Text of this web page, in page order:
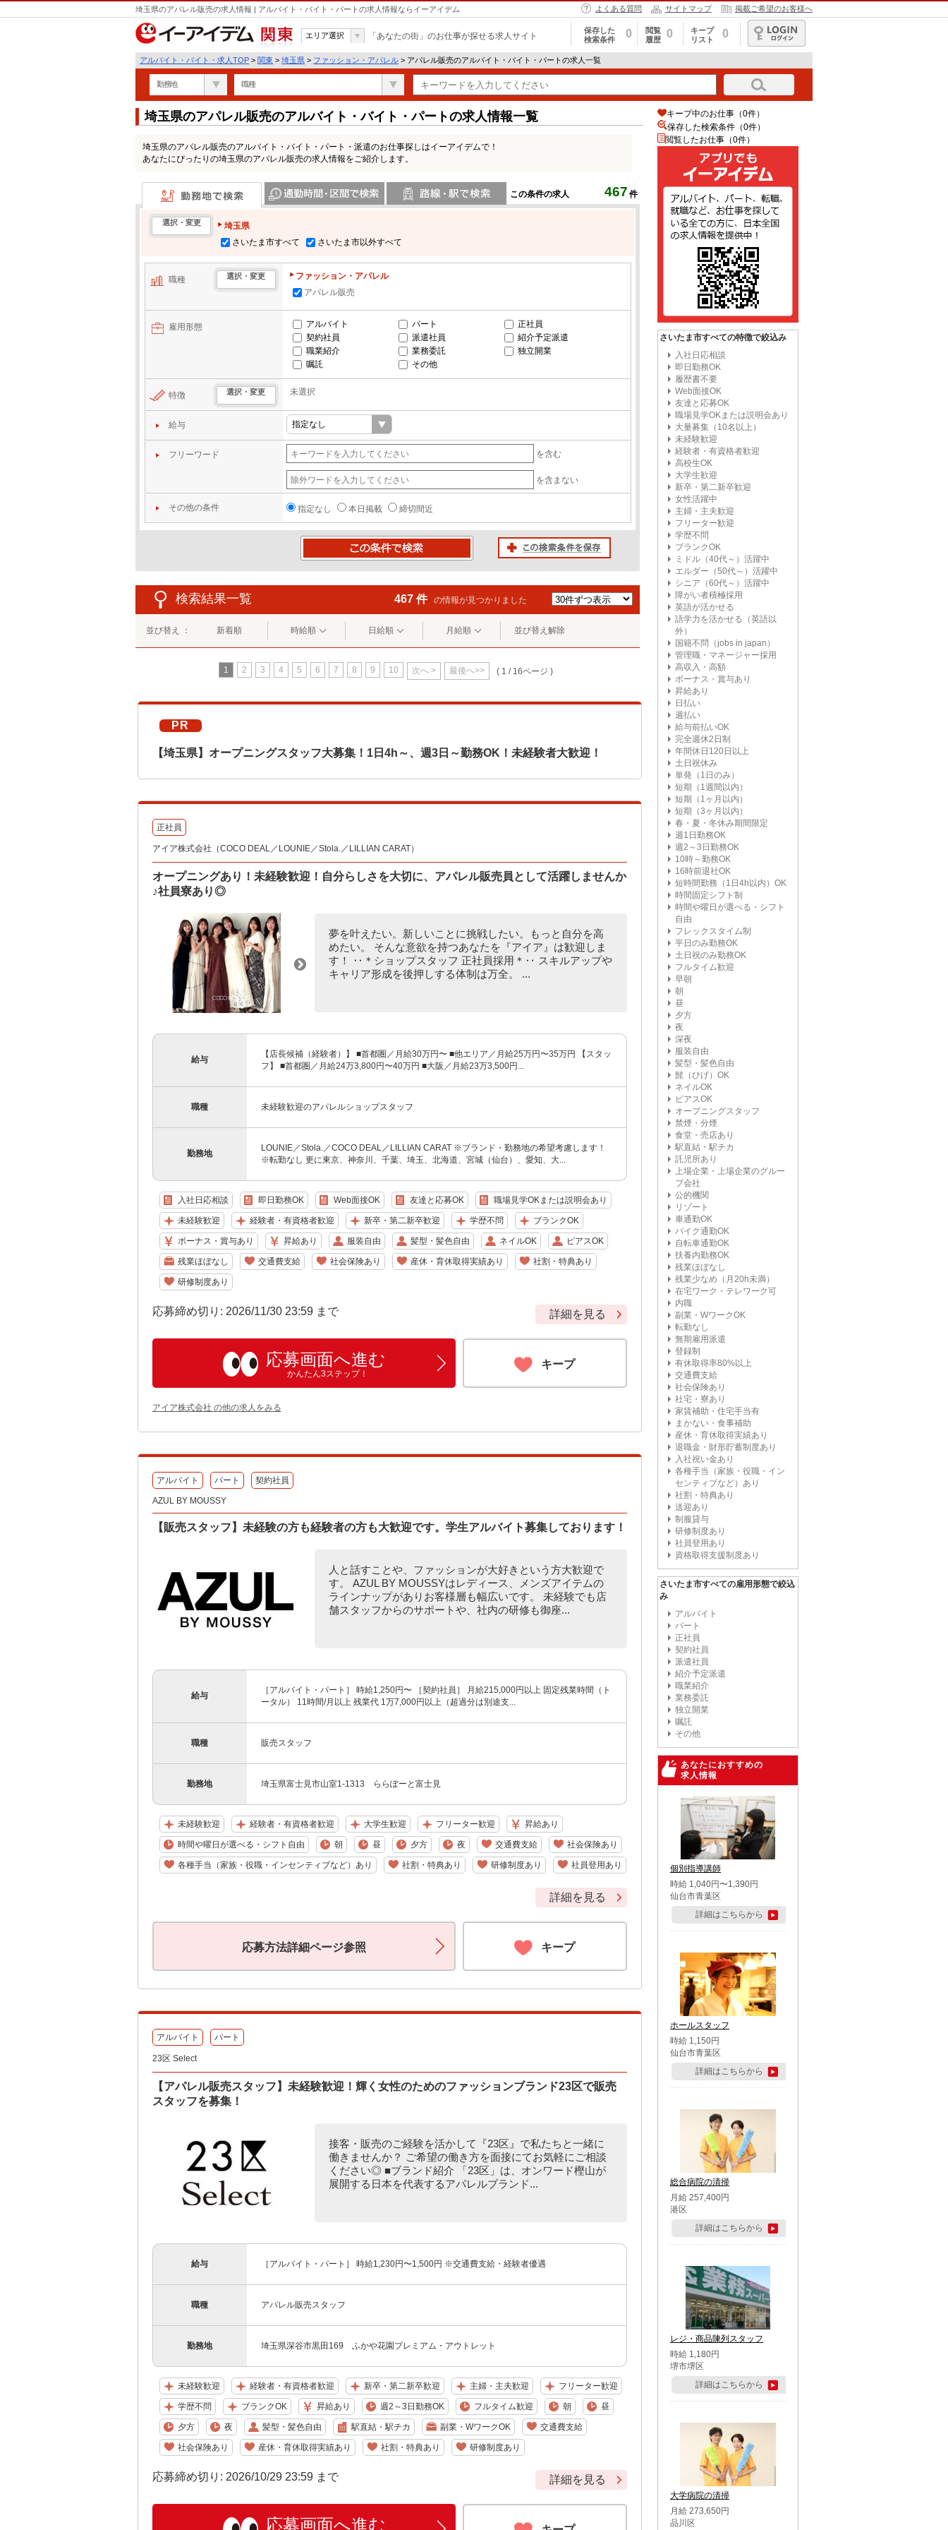
埼玉県のアパレル販売の求人情報 | アルバイト・バイト・パートの求人情報ならイーアイデム よくある質問 サイトマップ 掲載ご希望のお客様へ
関東
エリア選択 「あなたの街」のお仕事が探せる求人サイト
保存した
検索条件
0
閲覧
履歴
0
キープ
リスト
0
ログイン
アルバイト・バイト・求人TOP > 関東 > 埼玉県 > ファッション・アパレル > アパレル販売のアルバイト・バイト・パートの求人一覧
勤務地 職種
埼玉県のアパレル販売のアルバイト・バイト・パートの求人情報一覧
埼玉県のアパレル販売のアルバイト・バイト・パート・派遣のお仕事探しはイーアイデムで！
あなたにぴったりの埼玉県のアパレル販売の求人情報をご紹介します。
この条件の求人 467 件
勤務地で検索
選択・変更
埼玉県
さいたま市すべて
さいたま市以外すべて
職種 選択・変更
ファッション・アパレル
アパレル販売
雇用形態 アルバイト パート
正社員
契約社員
派遣社員
紹介予定派遣
職業紹介
業務委託
独立開業
嘱託
その他
特徴 選択・変更 未選択
給与
フリーワード を含む
を含まない
その他の条件 指定なし 本日掲載 締切間近
検索結果一覧 467 件 の情報が見つかりました
並び替え ： 新着順 時給順 日給順 月給順 並び替え解除
1 2 3 4 5 6 7 8 9 10 次へ > 最後へ>> ( 1 / 16ページ )
PR
【埼玉県】オープニングスタッフ大募集！1日4h～、週3日～勤務OK！未経験者大歓迎！
正社員
アイア株式会社（COCO DEAL／LOUNIE／Stola.／LILLIAN CARAT）
オープニングあり！未経験歓迎！自分らしさを大切に、アパレル販売員として活躍しませんか
♪社員寮あり◎
夢を叶えたい。新しいことに挑戦したい。もっと自分を高
めたい。 そんな意欲を持つあなたを『アイア』は歓迎しま
す！ ‥＊ショップスタッフ 正社員採用＊‥ スキルアップや
キャリア形成を後押しする体制は万全。 ...
給与
【店長候補（経験者）】 ■首都圏／月給30万円〜 ■他エリア／月給25万円〜35万円 【スタッ
フ】 ■首都圏／月給24万3,800円〜40万円 ■大阪／月給23万3,500円...
職種 未経験歓迎のアパレルショップスタッフ
勤務地
LOUNIE／Stola.／COCO DEAL／LILLIAN CARAT ※ブランド・勤務地の希望考慮します！
※転勤なし 更に東京、神奈川、千葉、埼玉、北海道、宮城（仙台）、愛知、大...
入社日応相談 即日勤務OK Web面接OK 友達と応募OK 職場見学OKまたは説明会あり
未経験歓迎 経験者・有資格者歓迎 新卒・第二新卒歓迎 学歴不問 ブランクOK
ボーナス・賞与あり 昇給あり 服装自由 髪型・髪色自由 ネイルOK ピアスOK
残業ほぼなし 交通費支給 社会保険あり 産休・育休取得実績あり 社割・特典あり
研修制度あり
応募締め切り: 2026/11/30 23:59 まで 詳細を見る
応募画面へ進む
かんたん3ステップ！
キープ
アイア株式会社 の他の求人をみる
アルバイト パート 契約社員
AZUL BY MOUSSY
【販売スタッフ】未経験の方も経験者の方も大歓迎です。学生アルバイト募集しております！
人と話すことや、ファッションが大好きという方大歓迎で
す。 AZUL BY MOUSSYはレディース、メンズアイテムの
ラインナップがありお客様層も幅広いです。 未経験でも店
舗スタッフからのサポートや、社内の研修も御座...
給与
［アルバイト・パート］ 時給1,250円〜 ［契約社員］ 月給215,000円以上 固定残業時間（ト
ータル） 11時間/月以上 残業代 1万7,000円以上（超過分は別途支...
職種 販売スタッフ
勤務地 埼玉県富士見市山室1-1313 ららぽーと富士見
未経験歓迎 経験者・有資格者歓迎 大学生歓迎 フリーター歓迎 昇給あり
時間や曜日が選べる・シフト自由 朝 昼 夕方 夜 交通費支給 社会保険あり
各種手当（家族・役職・インセンティブなど）あり 社割・特典あり 研修制度あり 社員登用あり
詳細を見る
応募方法詳細ページ参照 キープ
アルバイト パート
23区 Select
【アパレル販売スタッフ】未経験歓迎！輝く女性のためのファッションブランド23区で販売
スタッフを募集！
接客・販売のご経験を活かして『23区』で私たちと一緒に
働きませんか？ ご希望の働き方を面接にてお気軽にご相談
ください◎ ■ブランド紹介 「23区」は、オンワード樫山が
展開する日本を代表するアパレルブランド...
給与 ［アルバイト・パート］ 時給1,230円〜1,500円 ※交通費支給・経験者優遇
職種 アパレル販売スタッフ
勤務地 埼玉県深谷市黒田169 ふかや花園プレミアム・アウトレット
未経験歓迎 経験者・有資格者歓迎 新卒・第二新卒歓迎 主婦・主夫歓迎 フリーター歓迎
学歴不問 ブランクOK 昇給あり 週2～3日勤務OK フルタイム歓迎 朝 昼
夕方 夜 髪型・髪色自由 駅直結・駅チカ 副業・WワークOK 交通費支給
社会保険あり 産休・育休取得実績あり 社割・特典あり 研修制度あり
応募締め切り: 2026/10/29 23:59 まで 詳細を見る
応募画面へ進む
キープ中のお仕事（0件）
保存した検索条件（0件）
閲覧したお仕事（0件）
さいたま市すべての特徴で絞込み
入社日応相談
即日勤務OK
履歴書不要
Web面接OK
友達と応募OK
職場見学OKまたは説明会あり
大量募集（10名以上）
未経験歓迎
経験者・有資格者歓迎
高校生OK
大学生歓迎
新卒・第二新卒歓迎
女性活躍中
主婦・主夫歓迎
フリーター歓迎
学歴不問
ブランクOK
ミドル（40代～）活躍中
エルダー（50代～）活躍中
シニア（60代～）活躍中
障がい者積極採用
英語が活かせる
語学力を活かせる（英語以
外）
国籍不問（jobs in japan）
管理職・マネージャー採用
高収入・高額
ボーナス・賞与あり
昇給あり
日払い
週払い
給与前払いOK
完全週休2日制
年間休日120日以上
土日祝休み
単発（1日のみ）
短期（1週間以内）
短期（1ヶ月以内）
短期（3ヶ月以内）
春・夏・冬休み期間限定
週1日勤務OK
週2～3日勤務OK
10時～勤務OK
16時前退社OK
短時間勤務（1日4h以内）OK
時間固定シフト制
時間や曜日が選べる・シフト
自由
フレックスタイム制
平日のみ勤務OK
土日祝のみ勤務OK
フルタイム歓迎
早朝
朝
昼
夕方
夜
深夜
服装自由
髪型・髪色自由
髭（ひげ）OK
ネイルOK
ピアスOK
オープニングスタッフ
禁煙・分煙
食堂・売店あり
駅直結・駅チカ
託児所あり
上場企業・上場企業のグルー
プ会社
公的機関
リゾート
車通勤OK
バイク通勤OK
自転車通勤OK
扶養内勤務OK
残業ほぼなし
残業少なめ（月20h未満）
在宅ワーク・テレワーク可
内職
副業・WワークOK
転勤なし
無期雇用派遣
登録制
有休取得率80%以上
交通費支給
社会保険あり
社宅・寮あり
家賃補助・住宅手当有
まかない・食事補助
産休・育休取得実績あり
退職金・財形貯蓄制度あり
入社祝い金あり
各種手当（家族・役職・イン
センティブなど）あり
社割・特典あり
送迎あり
制服貸与
研修制度あり
社員登用あり
資格取得支援制度あり
さいたま市すべての雇用形態で絞込
み
アルバイト
パート
正社員
契約社員
派遣社員
紹介予定派遣
職業紹介
業務委託
独立開業
嘱託
その他
あなたにおすすめの
求人情報
個別指導講師
時給 1,040円〜1,390円
仙台市青葉区
詳細はこちらから
ホールスタッフ
時給 1,150円
仙台市青葉区
詳細はこちらから
総合病院の清掃
月給 257,400円
港区
詳細はこちらから
レジ・商品陳列スタッフ
時給 1,180円
堺市堺区
詳細はこちらから
大学病院の清掃
月給 273,650円
品川区